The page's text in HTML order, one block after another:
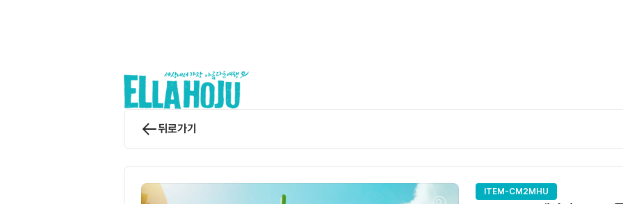
앨라호주 | ELLAHOJU
뒤로가기
ITEM-CM2MHU